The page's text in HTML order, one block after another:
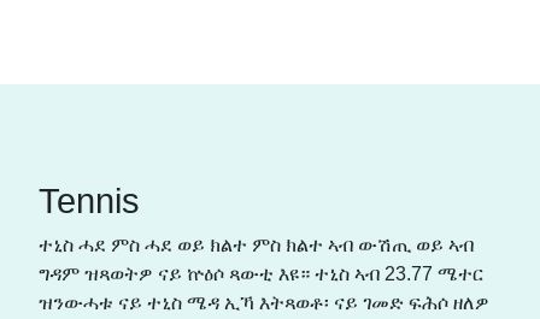
Tennis
ተኒስ ሓደ ምስ ሓደ ወይ ክልተ ምስ ክልተ ኣብ ውሽጢ ወይ ኣብ
ግዳም ዝጻወትዎ ናይ ኵዕሶ ጻውቲ እዩ። ተኒስ ኣብ 23.77 ሜተር
ዝንውሓቱ ናይ ተኒስ ሜዳ ኢኻ እትጻወቶ፡ ናይ ገመድ ፍሕሶ ዘለዎ